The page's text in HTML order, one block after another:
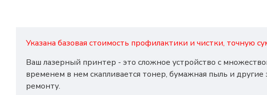
Указана базовая стоимость профилактики и чистки, точную
Ваш лазерный принтер - это сложное устройство с
временем в нем скапливается тонер, бумажная пыль и
ремонту.